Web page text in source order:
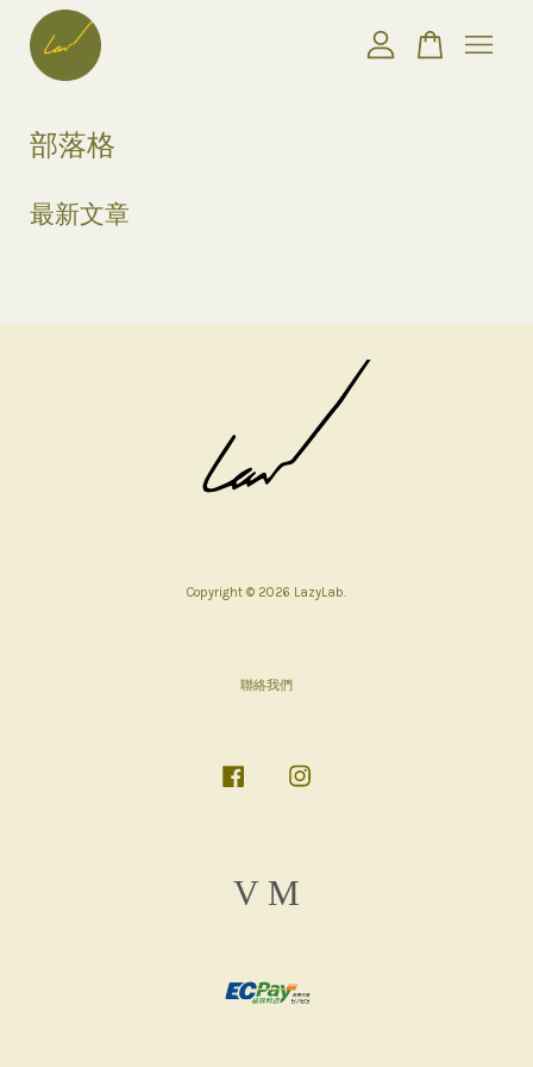
部落格
最新文章
Copyright © 2026 LazyLab.
聯絡我們
Facebook
Visa
您的購物車目前還是空的。